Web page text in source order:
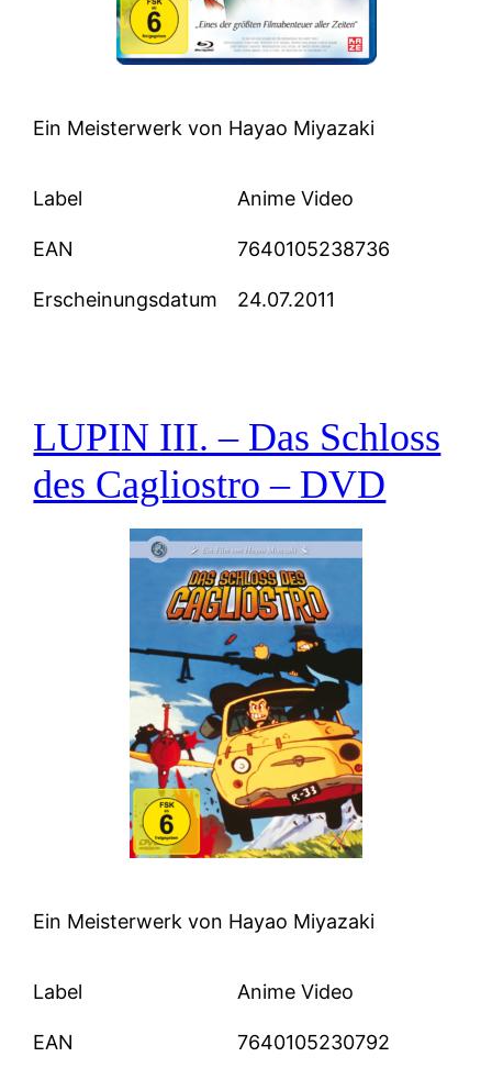
Ein Meisterwerk von Hayao Miyazaki
Label Anime Video
EAN 7640105238736
Erscheinungsdatum 24.07.2011
LUPIN III. – Das Schloss
des Cagliostro – DVD
Ein Meisterwerk von Hayao Miyazaki
Label Anime Video
EAN 7640105230792